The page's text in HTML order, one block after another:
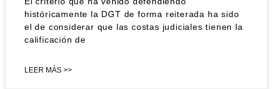
históricamente la DGT de forma reiterada ha sido
el de considerar que las costas judiciales tienen la
calificación de
LEER MÁS >>